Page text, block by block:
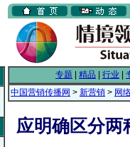
专题 精品 行业
中国营销传播网 > 新营销 > 网
应明确区分两